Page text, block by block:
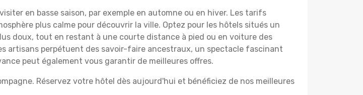
en basse saison, par exemple en automne ou en hiver. Les tarifs
plus calme pour découvrir la ville. Optez pour les hôtels situés un
doux, tout en restant à une courte distance à pied ou en voiture des
artisans perpétuent des savoir-faire ancestraux, un spectacle fascinant
peut également vous garantir de meilleures offres.
Réservez votre hôtel dès aujourd'hui et bénéficiez de nos meilleures